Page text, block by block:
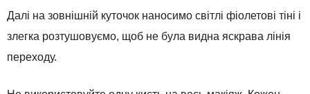
Далі на зовнішній куточок наносимо світлі фіолетові тіні і
злегка розтушовуємо, щоб не була видна яскрава лінія
переходу.